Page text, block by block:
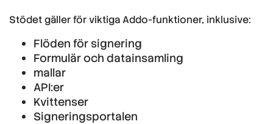
Stödet gäller för viktiga Addo-funktioner, inklusive:
Flöden för signering
Formulär och datainsamling
mallar
API:er
Kvittenser
Signeringsportalen